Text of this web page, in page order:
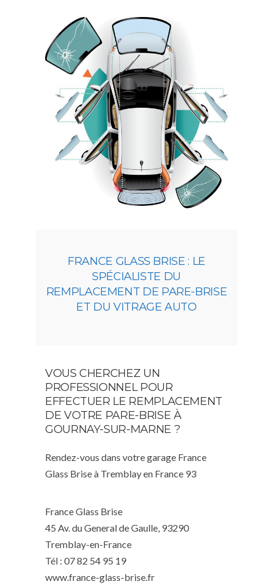
FRANCE GLASS BRISE : LE
SPÉCIALISTE DU
REMPLACEMENT DE PARE-BRISE
ET DU VITRAGE AUTO
VOUS CHERCHEZ UN
PROFESSIONNEL POUR
EFFECTUER LE REMPLACEMENT
DE VOTRE PARE-BRISE À
GOURNAY-SUR-MARNE ?
Rendez-vous dans votre garage France
Glass Brise à Tremblay en France 93
France Glass Brise
45 Av. du General de Gaulle, 93290
Tremblay-en-France
Tél : 07 82 54 95 19
www.france-glass-brise.fr